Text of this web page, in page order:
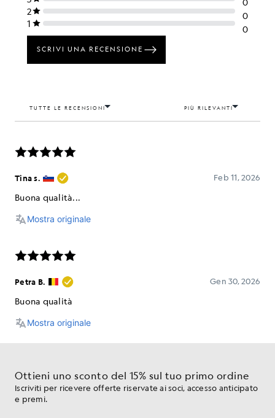
Ottieni uno sconto del 15% sul tuo primo ordine
Iscriviti per ricevere offerte riservate ai soci, accesso anticipato
e premi.